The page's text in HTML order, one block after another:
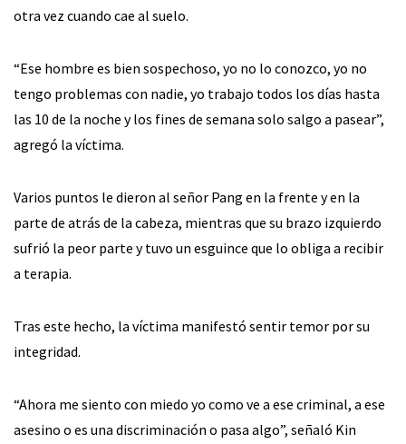
otra vez cuando cae al suelo.
“Ese hombre es bien sospechoso, yo no lo conozco, yo no
tengo problemas con nadie, yo trabajo todos los días hasta
las 10 de la noche y los fines de semana solo salgo a pasear”,
agregó la víctima.
Varios puntos le dieron al señor Pang en la frente y en la
parte de atrás de la cabeza, mientras que su brazo izquierdo
sufrió la peor parte y tuvo un esguince que lo obliga a recibir
a terapia.
Tras este hecho, la víctima manifestó sentir temor por su
integridad.
“Ahora me siento con miedo yo como ve a ese criminal, a ese
asesino o es una discriminación o pasa algo”, señaló Kin